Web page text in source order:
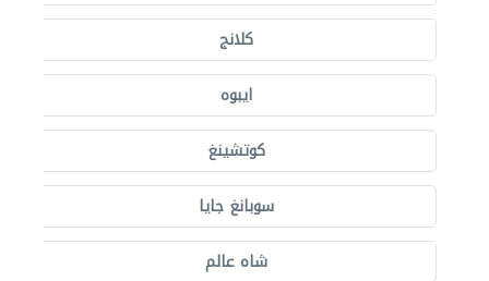
كلانج
ايبوه
كوتشينغ
سوبانغ جايا
شاه عالم